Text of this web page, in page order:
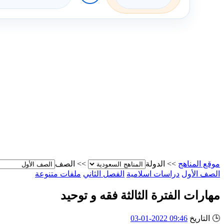
موقع المناهج >> الدولة >> الصف
الصف الأول دراسات اسلامية الفصل الثاني ملفات متنوعة
مهارات الفترة الثالثة فقه و توحيد
🕒 التاريخ 09:46 2022-01-03